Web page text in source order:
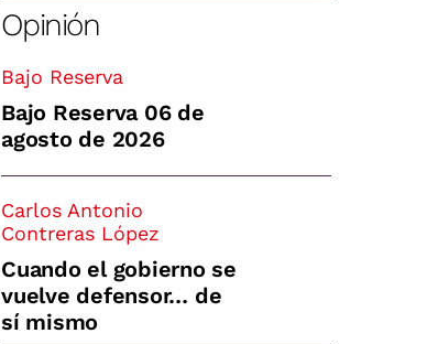
Opinión
Bajo Reserva
Bajo Reserva 06 de
agosto de 2026
Carlos Antonio
Contreras López
Cuando el gobierno se
vuelve defensor… de
sí mismo